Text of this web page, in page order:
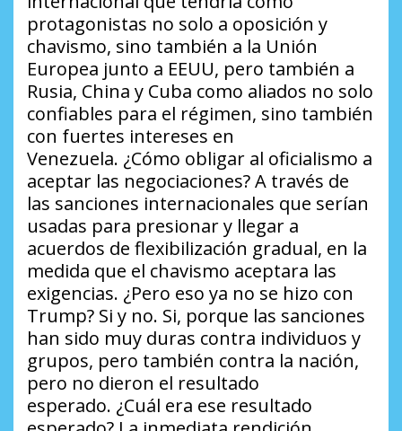
protagonistas no solo a oposición y
chavismo, sino también a la Unión
Europea junto a EEUU, pero también a
Rusia, China y Cuba como aliados no solo
confiables para el régimen, sino también
con fuertes intereses en
Venezuela. ¿Cómo obligar al oficialismo a
aceptar las negociaciones?A través de
las sanciones internacionales que serían
usadas para presionar y llegar a
acuerdos de flexibilización gradual, en la
medida que el chavismo aceptara las
exigencias. ¿Pero eso ya no se hizo con
Trump? Si y no. Si, porque las sanciones
han sido muy duras contra individuos y
grupos, pero también contra la nación,
pero no dieron el resultado
esperado. ¿Cuál era ese resultado